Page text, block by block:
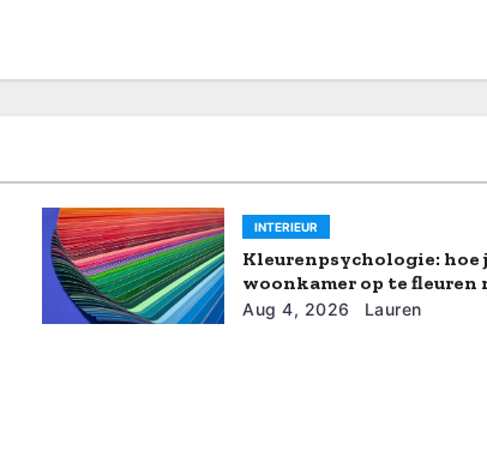
INTERIEUR
Kleurenpsychologie: hoe
woonkamer op te fleuren
zomerse tinten
Aug 4, 2026 Lauren